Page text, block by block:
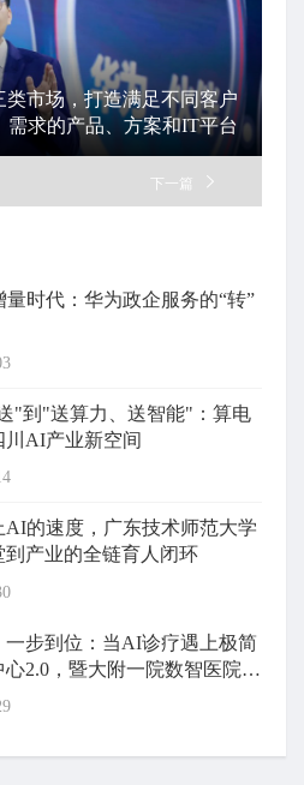
市场，打造满足不同客户
需求的产品、方案和IT平台
下一篇
时代：华为政企服务的“转”
"到"送算力、送智能"：算电
川AI产业新空间
AI的速度，广东技术师范大学
到产业的全链育人闭环
一步到位：当AI诊疗遇上极简
2.0，暨大附一院数智医院建